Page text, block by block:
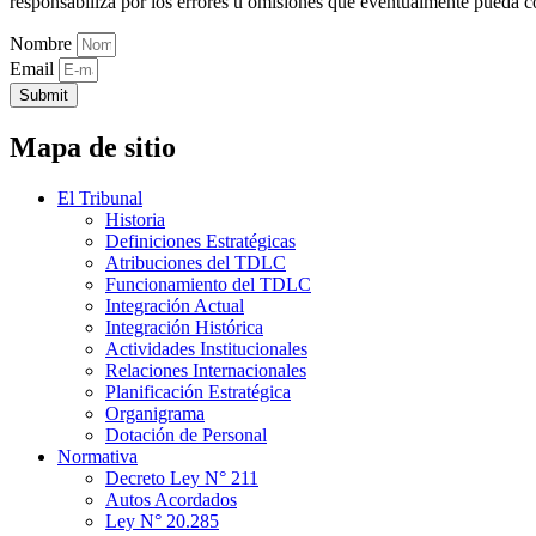
Nombre
Email
Submit
Mapa de sitio
El Tribunal
Historia
Definiciones Estratégicas
Atribuciones del TDLC
Funcionamiento del TDLC
Integración Actual
Integración Histórica
Actividades Institucionales
Relaciones Internacionales
Planificación Estratégica
Organigrama
Dotación de Personal
Normativa
Decreto Ley N° 211
Autos Acordados
Ley N° 20.285